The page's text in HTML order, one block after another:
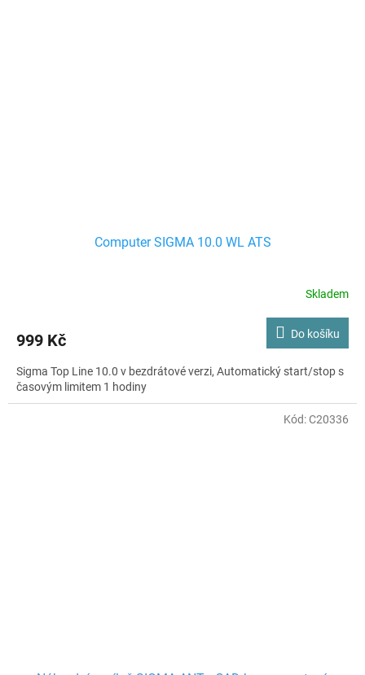
Computer SIGMA 10.0 WL ATS
Skladem
999 Kč Do košíku
Sigma Top Line 10.0 v bezdrátové verzi, Automatický start/stop s
časovým limitem 1 hodiny
Kód:C20336